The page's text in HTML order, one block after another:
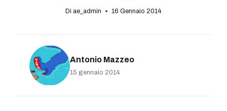
Di ae_admin 16 Gennaio 2014
Antonio Mazzeo
15 gennaio 2014